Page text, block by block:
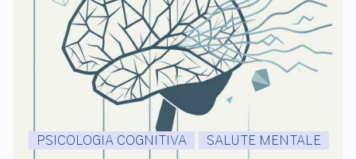
PSICOLOGIA COGNITIVA SALUTE MENTALE